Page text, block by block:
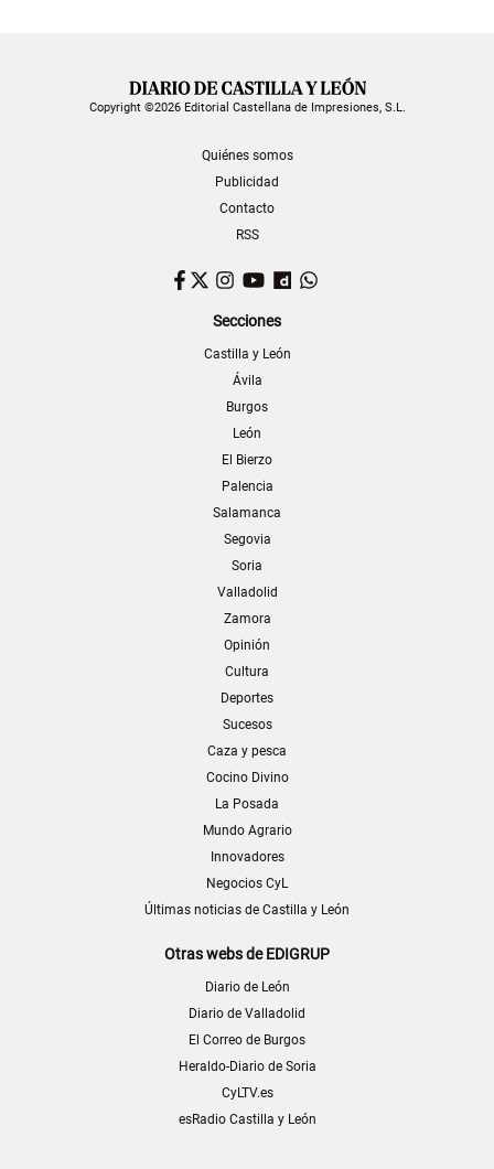
Copyright ©2026 Editorial Castellana de Impresiones, S.L.
Quiénes somos
Publicidad
Contacto
RSS
Facebook
TwitterInstagram
YouTubeDailymotion
Secciones
Castilla y León
Ávila
Burgos
León
El Bierzo
Palencia
Salamanca
Segovia
Soria
Valladolid
Zamora
Opinión
Cultura
Deportes
Sucesos
Caza y pesca
Cocino Divino
La Posada
Mundo Agrario
Innovadores
Negocios CyL
Últimas noticias de Castilla y León
Otras webs de EDIGRUP
Diario de León
Diario de Valladolid
El Correo de Burgos
Heraldo-Diario de Soria
CyLTV.es
esRadio Castilla y León